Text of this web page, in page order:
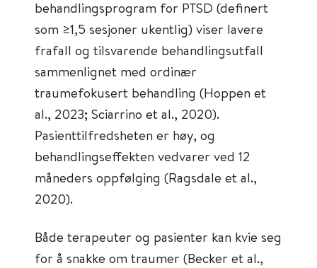
behandlingsprogram for PTSD (definert
som ≥1,5 sesjoner ukentlig) viser lavere
frafall og tilsvarende behandlingsutfall
sammenlignet med ordinær
traumefokusert behandling (Hoppen et
al., 2023; Sciarrino et al., 2020).
Pasienttilfredsheten er høy, og
behandlingseffekten vedvarer ved 12
måneders oppfølging (Ragsdale et al.,
2020).
Både terapeuter og pasienter kan kvie seg
for å snakke om traumer (Becker et al.,